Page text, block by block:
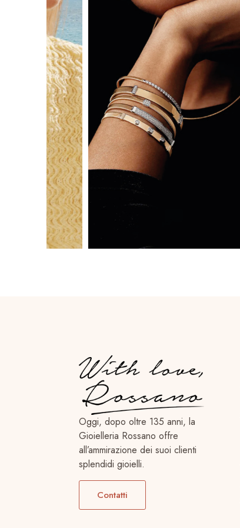
Oggi, dopo oltre 135 anni, la
Gioielleria Rossano offre
all’ammirazione dei suoi clienti
splendidi gioielli.
Contatti